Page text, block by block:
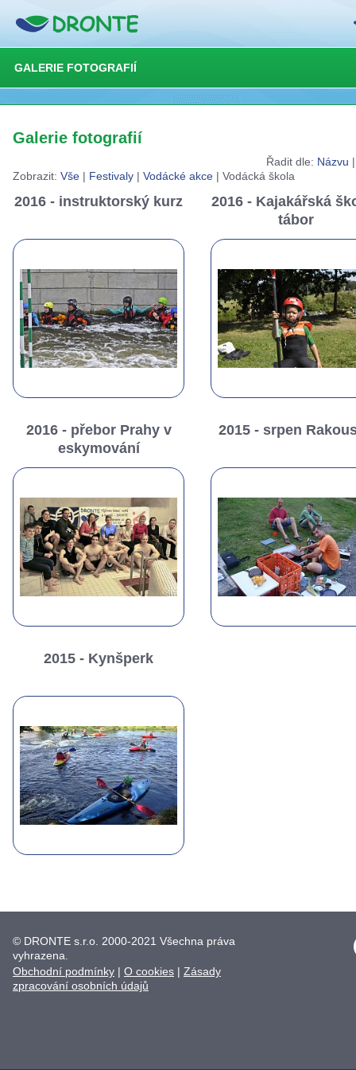
GALERIE FOTOGRAFIÍ
Galerie fotografií
Řadit dle: Názvu
Zobrazit: Vše | Festivaly | Vodácké akce | Vodácká škola
2016 - instruktorský kurz
2016 - Kajakářská
tábor
2016 - přebor Prahy v
eskymování
2015 - srpen
2015 - Kynšperk
© DRONTE s.r.o. 2000-2021 Všechna práva
vyhrazena.
Obchodní podmínky | O cookies | Zásady
zpracování osobních údajů